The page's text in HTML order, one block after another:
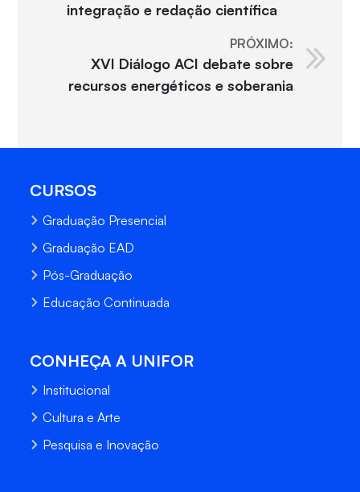
integração e redação científica
PRÓXIMO:
XVI Diálogo ACI debate sobre
recursos energéticos e soberania
CURSOS
Graduação Presencial
Graduação EAD
Pós-Graduação
Educação Continuada
CONHEÇA A UNIFOR
Institucional
Cultura e Arte
Pesquisa e Inovação